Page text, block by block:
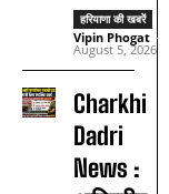
हरियाणा की खबरें
Vipin Phogat -
August 5, 2026
Charkhi
Dadri
News :